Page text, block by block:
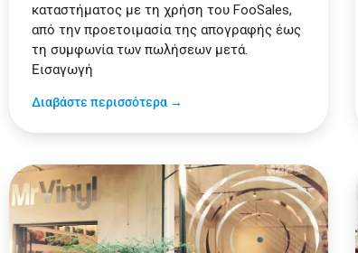
καταστήματος με τη χρήση του FooSales,
από την προετοιμασία της απογραφής έως
τη συμφωνία των πωλήσεων μετά.
Εισαγωγή
Διαβάστε περισσότερα →